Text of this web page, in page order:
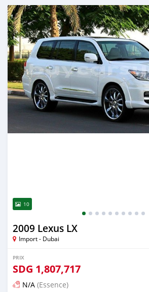
Publié il y a presque 6 ans
10
2009 Lexus LX
Import - Dubai
PRIX
SDG 1,807,717
N/A (Essence)